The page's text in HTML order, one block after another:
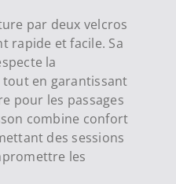
par deux velcros
rapide et facile. Sa
la
en garantissant
pour les passages
combine confort
des sessions
les